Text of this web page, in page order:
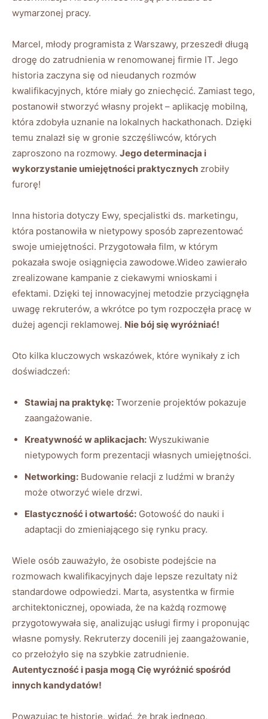
wymarzonej pracy.
Marcel, młody programista z Warszawy, przeszedł długą
drogę do zatrudnienia w renomowanej firmie IT. Jego
historia zaczyna się od nieudanych rozmów
kwalifikacyjnych, które miały go zniechęcić. Zamiast tego,
postanowił stworzyć własny projekt – aplikację mobilną,
która zdobyła uznanie na lokalnych hackathonach. Dzięki
temu znalazł się w gronie szczęśliwców, których
zaproszono na rozmowy. Jego determinacja i
wykorzystanie umiejętności praktycznych zrobiły
furorę!
Inna historia dotyczy Ewy, specjalistki ds. marketingu,
która postanowiła w nietypowy sposób zaprezentować
swoje umiejętności. Przygotowała film, w którym
pokazała swoje osiągnięcia zawodowe.Wideo zawierało
zrealizowane kampanie z ciekawymi wnioskami i
efektami. Dzięki tej innowacyjnej metodzie przyciągnęła
uwagę rekruterów, a wkrótce po tym rozpoczęła pracę w
dużej agencji reklamowej. Nie bój się wyróżniać!
Oto kilka kluczowych wskazówek, które wynikały z ich
doświadczeń:
Stawiaj na praktykę: Tworzenie projektów pokazuje
zaangażowanie.
Kreatywność w aplikacjach: Wyszukiwanie
nietypowych form prezentacji własnych umiejętności.
Networking: Budowanie relacji z ludźmi w branży
może otworzyć wiele drzwi.
Elastyczność i otwartość: Gotowość do nauki i
adaptacji do zmieniającego się rynku pracy.
Wiele osób zauważyło, że osobiste podejście na
rozmowach kwalifikacyjnych daje lepsze rezultaty niż
standardowe odpowiedzi. Marta, asystentka w firmie
architektonicznej, opowiada, że na każdą rozmowę
przygotowywała się, analizując usługi firmy i proponując
własne pomysły. Rekruterzy docenili jej zaangażowanie,
co przełożyło się na szybkie zatrudnienie.
Autentyczność i pasja mogą Cię wyróżnić spośród
innych kandydatów!
Powązując te historie, widać, że brak jednego,